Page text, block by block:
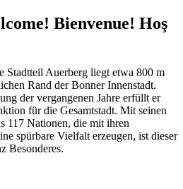
Bienvenue! Hoş
Stadtteil Auerberg liegt etwa 800 m
Rand der Bonner Innenstadt.
der vergangenen Jahre erfüllt er
für die Gesamtstadt. Mit seinen
117 Nationen, die mit ihren
spürbare Vielfalt erzeugen, ist dieser
Besonderes.